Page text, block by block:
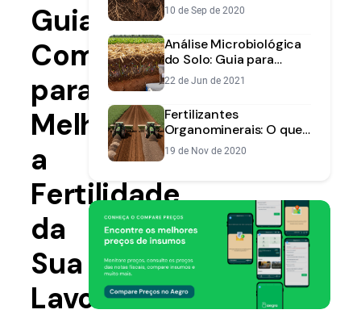
Guia
Completo
para
Melhorar
a
Fertilidade
da
Sua
Lavoura
Biológico
10 de Sep de 2020
Análise Microbiológica
do Solo: Guia para
Avaliar a Saúde da Terra
22 de Jun de 2021
Fertilizantes
Organominerais: O que
são e quando valem a
pena na sua lavoura?
19 de Nov de 2020